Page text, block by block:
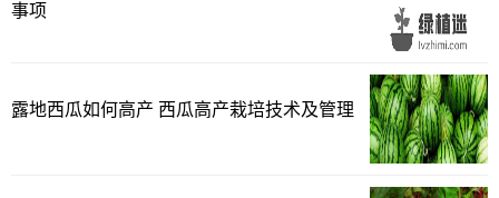
灰霉病，是家庭养花中最常遇到的病害。通常在月季花和
绣球花上经常能见到，植物受到一些其他因素的影响，叶子
由绿色变成了灰色，原有绿色的叶子就像是发了霉一样，叶
片上会出现一些细细的绒毛，其实就是霉变的表现。
事项
露地西瓜如何高产 西瓜高产栽培技术及管理